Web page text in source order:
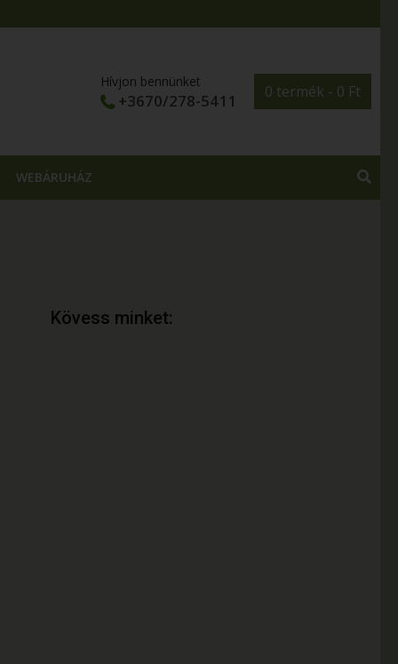
0 termék - 0 Ft
Hívjon bennünket
+3670/278-5411
WEBÁRUHÁZ
Kövess minket: